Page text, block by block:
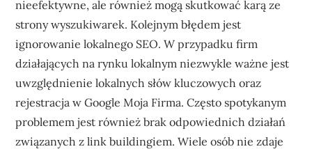
nieefektywne, ale również mogą skutkować karą ze
strony wyszukiwarek. Kolejnym błędem jest
ignorowanie lokalnego SEO. W przypadku firm
działających na rynku lokalnym niezwykle ważne jest
uwzględnienie lokalnych słów kluczowych oraz
rejestracja w Google Moja Firma. Często spotykanym
problemem jest również brak odpowiednich działań
związanych z link buildingiem. Wiele osób nie zdaje